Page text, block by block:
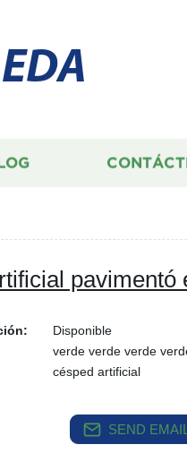
pavimentó
Disponible
verde verde verde
césped artificial
SEND